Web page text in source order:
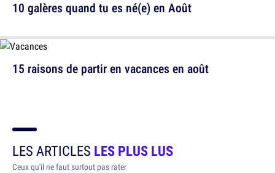
10 galères quand tu es né(e) en Août
15 raisons de partir en vacances en août
LES ARTICLES LES PLUS LUS
Ceux qu'il ne faut surtout pas rater